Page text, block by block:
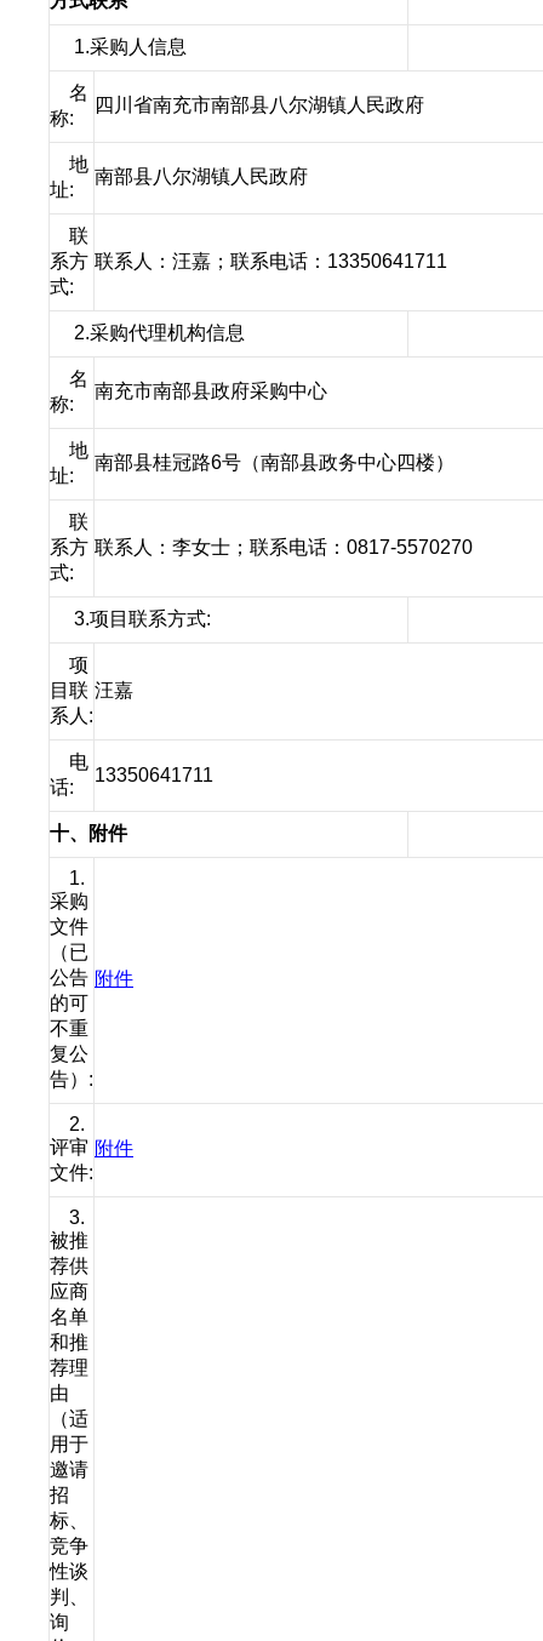
1.采购人信息
名
称:
四川省南充市南部县八尔湖镇人民政府
地
址:
南部县八尔湖镇人民政府
联
系方
式:
联系人：汪嘉；联系电话：13350641711
2.采购代理机构信息
名
称:
南充市南部县政府采购中心
地
址:
南部县桂冠路6号（南部县政务中心四楼）
联
系方
式:
联系人：李女士；联系电话：0817-5570270
3.项目联系方式:
项
目联
系人:
汪嘉
电
话:
13350641711
十、附件
1.
采购
文件
（已
公告
的可
不重
复公
告）:
附件
2.
评审
文件:
附件
3.
被推
荐供
应商
名单
和推
荐理
由
（适
用于
邀请
招
标、
竞争
性谈
判、
询